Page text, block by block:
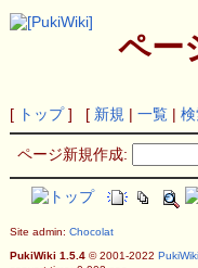
ペー
[ トップ] [ 新規 | 一覧|
ページ新規作成:
Site admin: Chocolat
PukiWiki 1.5.4© 2001-2022